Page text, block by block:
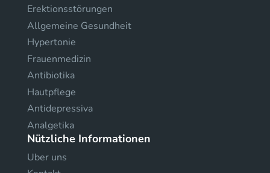
Erektionsstörungen
Allgemeine Gesundheit
Hypertonie
Frauenmedizin
Antibiotika
Hautpflege
Antidepressiva
Analgetika
Nützliche Informationen
Uber uns